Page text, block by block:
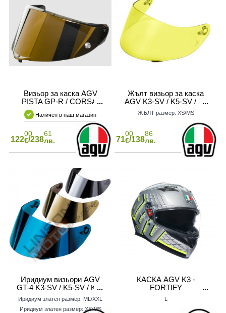
Визьор за каска AGV
PISTA GP-R / CORSA-
R/GT-VELOCE IRIDIUM
GOLD
Наличен в наш магазин
122
00
€/238
61
лв.
Жълт визьор за каска
AGV K3-SV / K5-SV / K1
ЖЪЛТ размер: XS/MS
71
00
€/138
86
лв.
Иридиум визьори AGV
GT-4 K3-SV / K5-SV / K1 /
Иридиум златен размер: ML/XXL
Иридиум златен размер: XS/MS
КАСКА AGV K3 -
FORTIFY
GREY/BLACK/YELLOW
FLUO